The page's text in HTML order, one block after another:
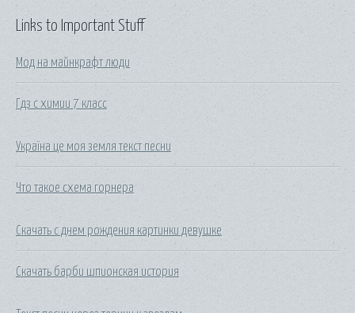
Links to Important Stuff
Мод на майнкрафт люди
Гдз с химии 7 класс
Україна це моя земля текст песни
Что такое схема горнера
Скачать с днем рождения картинки девушке
Скачать барби шпионская история